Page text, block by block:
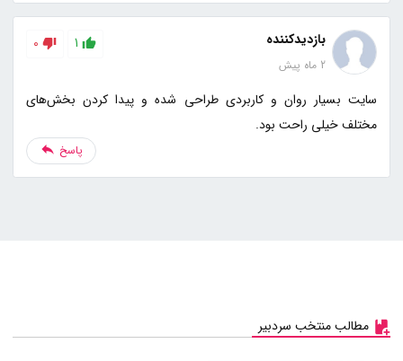
بازدیدکننده
2 ماه پیش
1
0
سایت بسیار روان و کاربردی طراحی شده و پیدا کردن بخش‌های
مختلف خیلی راحت بود.
پاسخ
مطالب منتخب سردبیر